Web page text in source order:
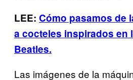
LEE: Cómo pasamos de
a cocteles inspirados en
Beatles.
Las imágenes de la